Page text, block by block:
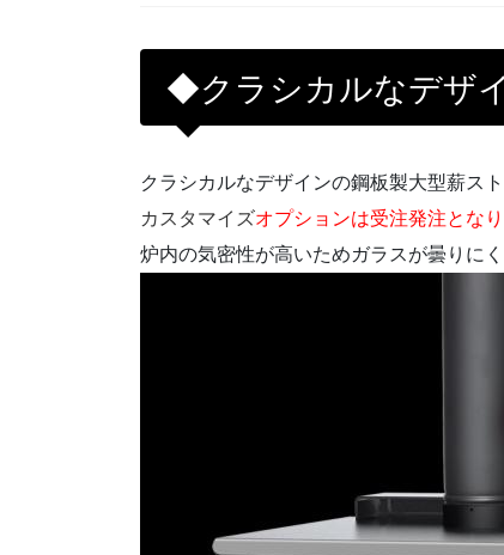
◆クラシカルなデザ
クラシカルなデザインの鋼板製大型薪ス
カスタマイズオプションは受注発注となり
炉内の気密性が高いためガラスが曇りに